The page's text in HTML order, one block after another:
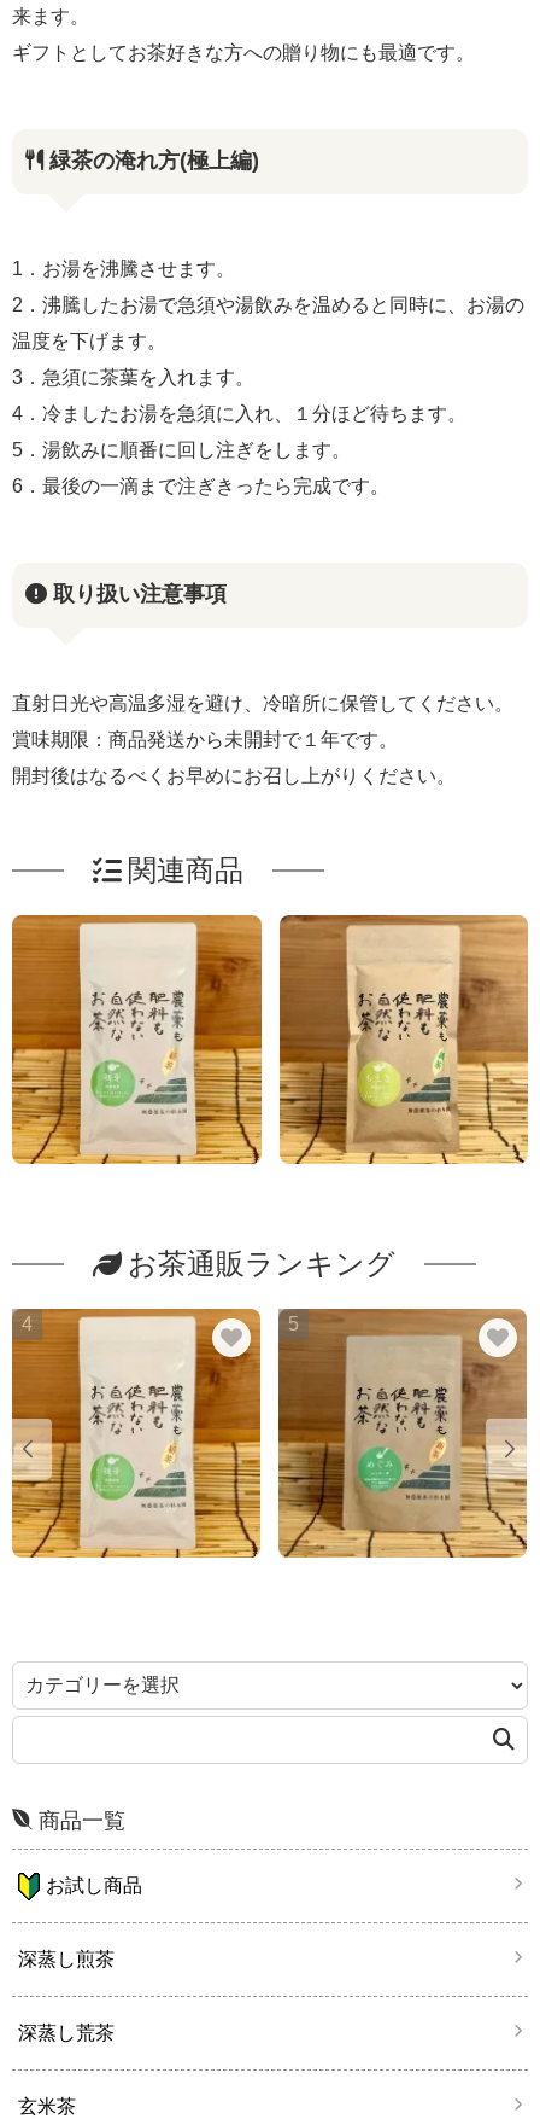
来ます。
ギフトとしてお茶好きな方への贈り物にも最適です。
緑茶の淹れ方(極上編)
1．お湯を沸騰させます。
2．沸騰したお湯で急須や湯飲みを温めると同時に、お湯の
温度を下げます。
3．急須に茶葉を入れます。
4．冷ましたお湯を急須に入れ、１分ほど待ちます。
5．湯飲みに順番に回し注ぎをします。
6．最後の一滴まで注ぎきったら完成です。
取り扱い注意事項
直射日光や高温多湿を避け、冷暗所に保管してください。
賞味期限：商品発送から未開封で１年です。
開封後はなるべくお早めにお召し上がりください。
関連商品
お茶通販ランキング
4 5
商品一覧
お試し商品
深蒸し煎茶
深蒸し荒茶
玄米茶